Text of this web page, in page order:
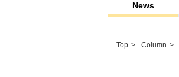
News
Top Column